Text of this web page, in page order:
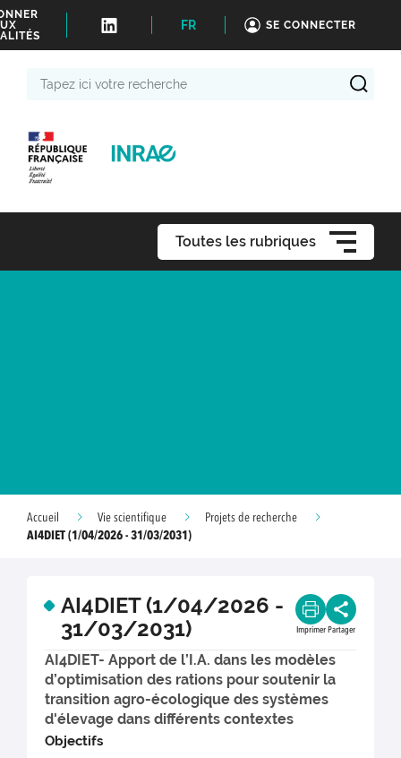
FR SE CONNECTER
Toutes les rubriques
Accueil Vie scientifique
Projets de recherche
AI4DIET (1/04/2026 - 31/03/2031)
AI4DIET (1/04/2026 -
31/03/2031)
Imprimer Partager
AI4DIET- Apport de l’I.A. dans les modèles
d’optimisation des rations pour soutenir la
transition agro-écologique des systèmes
d'élevage dans différents contextes
Objectifs